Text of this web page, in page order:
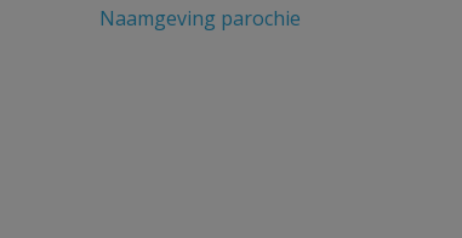
Naamgeving parochie